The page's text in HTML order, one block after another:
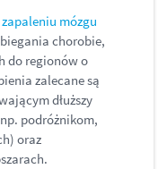
mózgu
chorobie,
do regionów o
zalecane są
dłuższy
podróżnikom,
oraz